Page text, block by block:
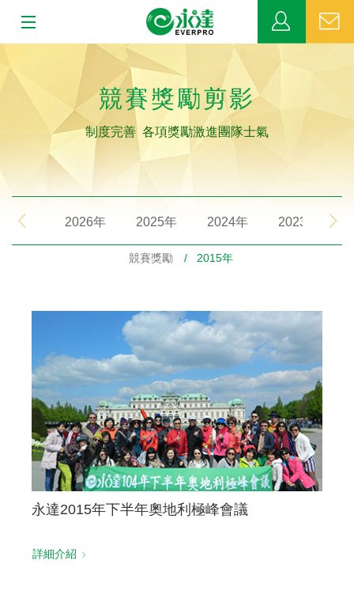
業務發展
MDRT
新聞中心
公益活動
聯絡我們
2026年 2025年 2024年 2023年
競賽獎勵剪影
制度完善 各項獎勵激進團隊士氣
競賽獎勵 / 2015年
永達2015年下半年奧地利極峰會議
詳細介紹